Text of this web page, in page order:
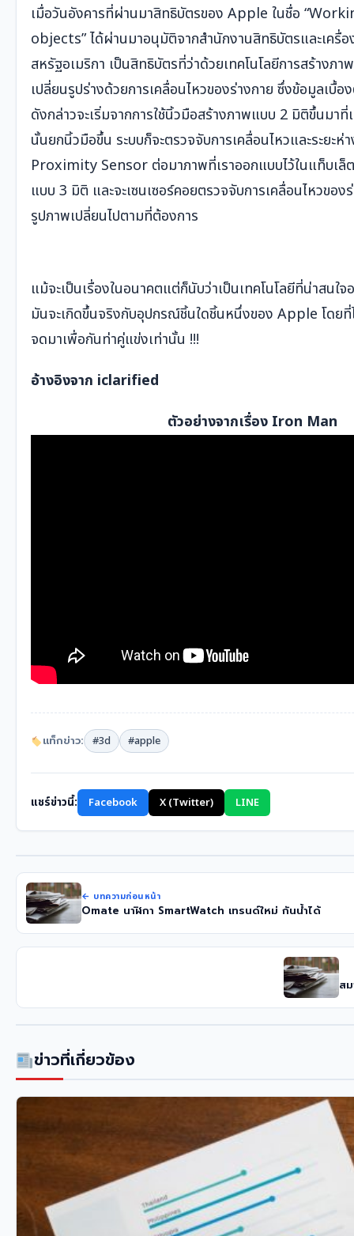
เมื่อวันอังคารที่ผ่านมาสิทธิบัตรของ Apple ในชื่อ
objects” ได้ผ่านมาอนุมัติจากสำนักงานสิทธิบัตรและเครื่อ
สหรัฐอเมริกา เป็นสิทธิบัตรที่ว่าด้วยเทคโนโลยีการสร้างภ
เปลี่ยนรูปร่างด้วยการเคลื่อนไหวของร่างกาย ซึ่งข้อมูลเบื้อ
ดังกล่าวจะเริ่มจากการใช้นิ้วมือสร้างภาพแบบ 2 มิติขึ้นมา
นั้นยกนิ้วมือขึ้น ระบบก็จะตรวจจับการเคลื่อนไหวและระยะห่
Proximity Sensor ต่อมาภาพที่เราออกแบบไว้ในแท็บเล็
แบบ 3 มิติ และจะเซนเซอร์คอยตรวจจับการเคลื่อนไหวของ
รูปภาพเปลี่ยนไปตามที่ต้องการ
แม้จะเป็นเรื่องในอนาคตแต่ก็นับว่าเป็นเทคโนโลยีที่น่าสนใ
มันจะเกิดขึ้นจริงกับอุปกรณ์ชิ้นใดชิ้นหนึ่งของ Apple โดย
จดมาเพื่อกันท่าคู่แข่งเท่านั้น !!!
อ้างอิงจาก iclarified
ตัวอย่างจากเรื่อง Iron Man
แท็กข่าว: #3d #apple
แชร์ข่าวนี้: Facebook X (Twitter) LINE
← บทความก่อนหน้า
Omate นาฬิกา SmartWatch เทรนด์ใหม่ กันน้ำได้
ส
ข่าวที่เกี่ยวข้อง